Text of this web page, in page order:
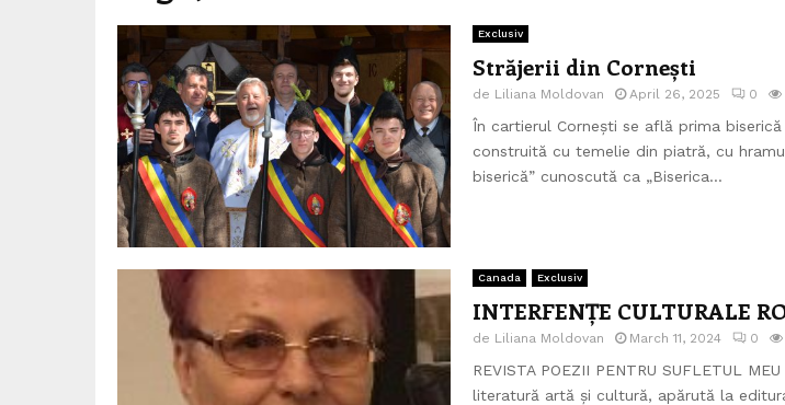
Exclusiv
Străjerii din Cornești
de Liliana Moldovan April 26, 2025 0
În cartierul Cornești se află prima
construită cu temelie din piatră, cu
biserică” cunoscută ca „Biserica...
Canada Exclusiv
INTERFENȚE CULTURALE
de Liliana Moldovan March 11, 2024 0
REVISTA POEZII PENTRU SUFLETUL
literatură artă și cultură, apărută la